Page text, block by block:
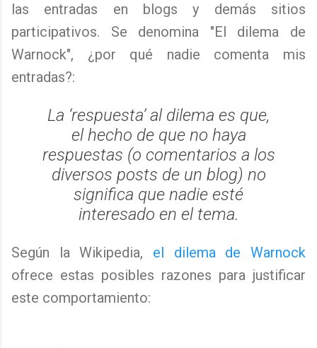
las entradas en blogs y demás sitios
participativos. Se denomina "El dilema de
Warnock", ¿por qué nadie comenta mis
entradas?:
La ‘respuesta’ al dilema es que,
el hecho de que no haya
respuestas (o comentarios a los
diversos posts de un blog) no
significa que nadie esté
interesado en el tema.
Según la Wikipedia, el dilema de Warnock
ofrece estas posibles razones para justificar
este comportamiento: